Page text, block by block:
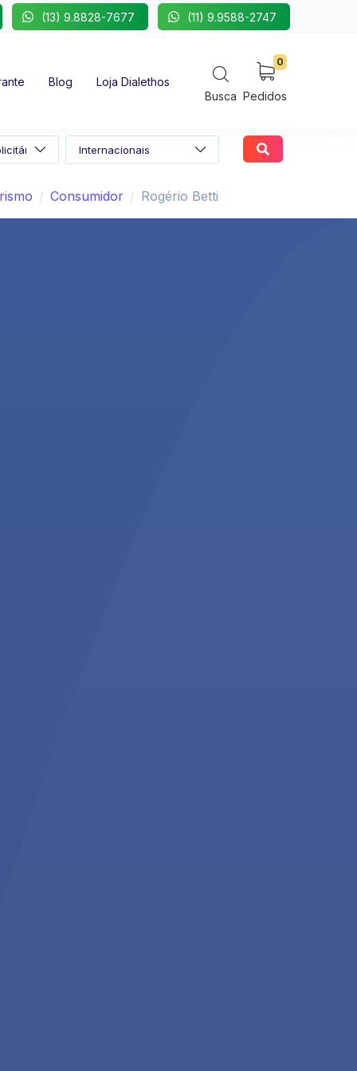
(13) 9.8828-7677 (11) 9.9588-2747
Blog
Loja Dialethos
Busca
0
Pedidos
Consumidor Rogério Betti